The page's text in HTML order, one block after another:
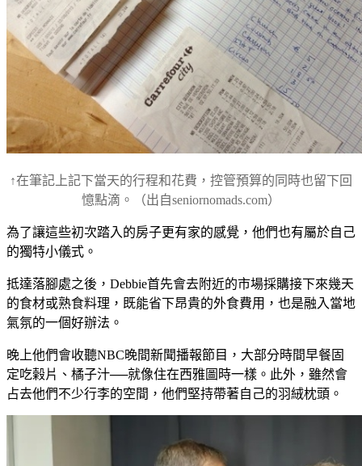
↑在筆記上記下當天的行程和花費，控管預算的同時也留下回
憶點滴。
（出自seniornomads.com）
為了讓這些初次踏入的房子更有家的感覺，他們也有屬於自己
的獨特小儀式。
抵達落腳處之後，Debbie首先會去附近的市場採購接下來幾天
的食材或熟食料理，既能省下昂貴的外食費用，也是融入當地
氣氛的一個好辦法。
晚上他們會收聽NBC晚間新聞播報節目，大部分時間早餐固
定吃榖片、橘子汁──就像住在西雅圖時一樣。此外，雖然會
占去他們不少行李的空間，他們堅持帶著自己的羽絨枕頭。